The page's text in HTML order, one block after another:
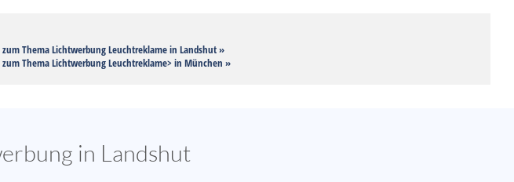
Thema Lichtwerbung Leuchtreklame in Landshut »
Thema Lichtwerbung Leuchtreklame> in München »
in Landshut